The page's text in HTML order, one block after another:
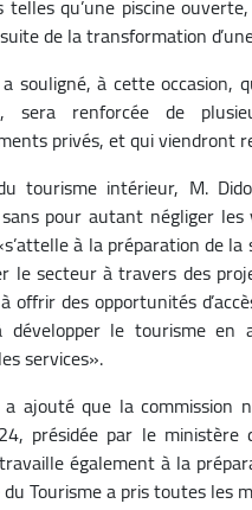
de la transformation
souligné, à cette occasion,
sera renforcée de
privés, et qui viendront
tourisme intérieur, M.
pour autant négliger
à la préparation de
le secteur à travers des
offrir des opportunités
le tourisme en
services».
ajouté que la commission
présidée par le ministère
également à la
Tourisme a pris toutes les